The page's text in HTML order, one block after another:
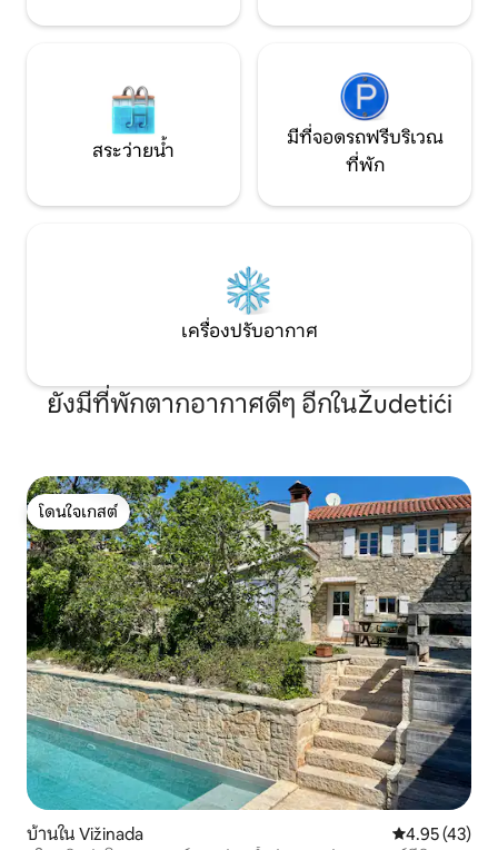
สระว่ายน้ำ
มีที่จอดรถฟรีบริเวณ
ที่พัก
เครื่องปรับอากาศ
ยังมีที่พักตากอากาศดีๆ อีกในŽudetići
โดนใจเกสต์
โดนใจเกสต์
บ้านใน Vižinada คะแนนเฉลี่ย
4.95 (43)